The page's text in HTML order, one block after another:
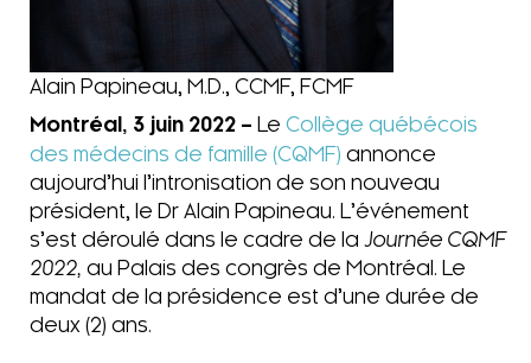
Alain Papineau, M.D., CCMF, FCMF
Montréal, 3 juin 2022 – Le Collège québécois
des médecins de famille (CQMF) annonce
aujourd’hui l’intronisation de son nouveau
président, le Dr Alain Papineau. L’événement
s’est déroulé dans le cadre de la Journée CQMF
2022, au Palais des congrès de Montréal. Le
mandat de la présidence est d’une durée de
deux (2) ans.